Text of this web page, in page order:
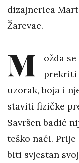
dizajnerica
Žarevac.
M
ožda
prekriti
uzorak, boja i
staviti fizičke
Savršen badić
teško naći.
biti svjestan